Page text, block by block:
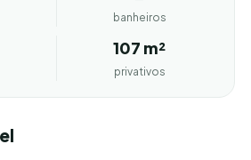
banheiros
107 m²
privativos